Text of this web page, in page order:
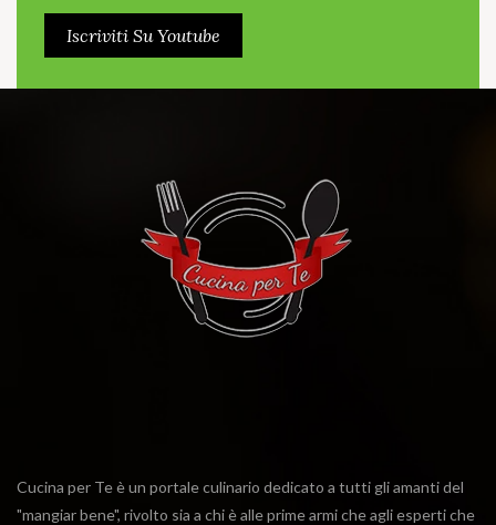
Iscriviti Su Youtube
Cucina per Te è un portale culinario dedicato a tutti gli amanti del
"mangiar bene", rivolto sia a chi è alle prime armi che agli esperti che